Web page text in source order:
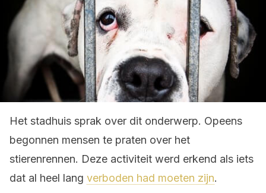
Het stadhuis sprak over dit onderwerp. Opeens
begonnen mensen te praten over het
stierenrennen. Deze activiteit werd erkend als iets
dat al heel lang verboden had moeten zijn.